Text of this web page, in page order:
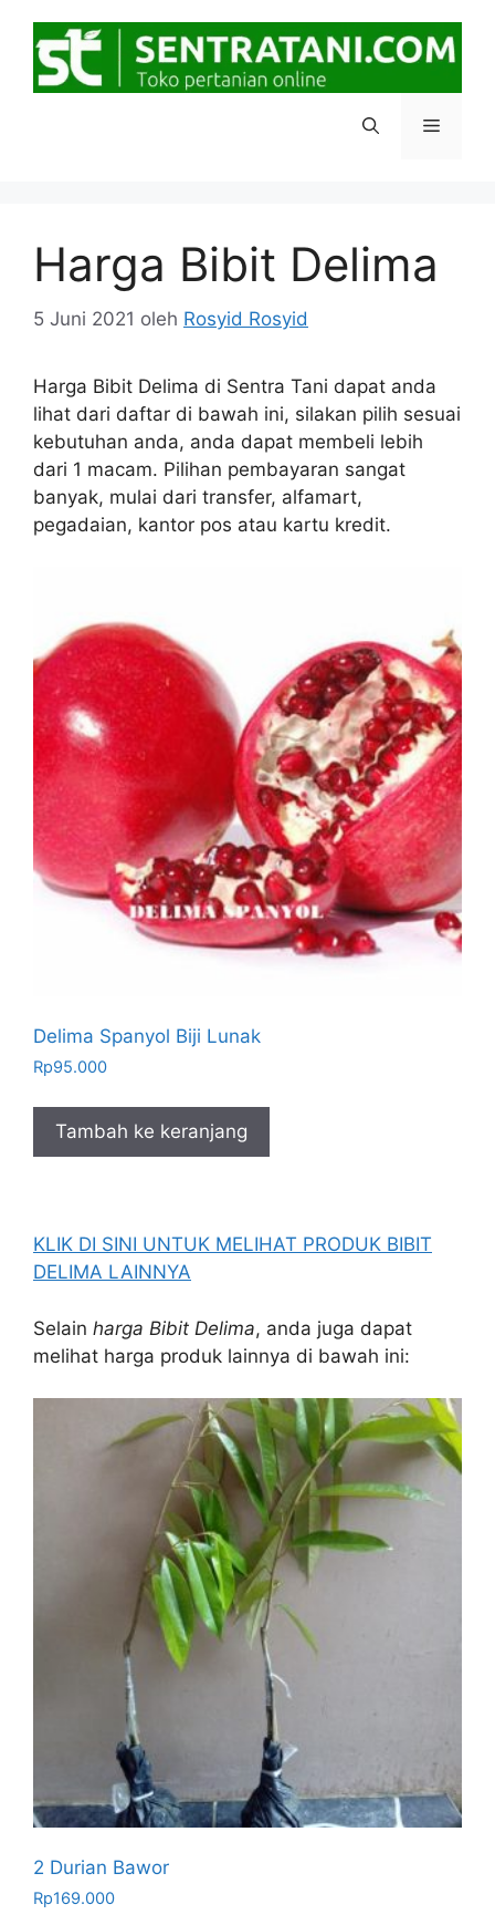
Menu
Harga Bibit Delima
5 Juni 2021 oleh Rosyid Rosyid
Harga Bibit Delima di Sentra Tani dapat anda
lihat dari daftar di bawah ini, silakan pilih sesuai
kebutuhan anda, anda dapat membeli lebih
dari 1 macam. Pilihan pembayaran sangat
banyak, mulai dari transfer, alfamart,
pegadaian, kantor pos atau kartu kredit.
Delima Spanyol Biji Lunak
Rp95.000
Tambah ke keranjang
KLIK DI SINI UNTUK MELIHAT PRODUK BIBIT
DELIMA LAINNYA
Selain harga Bibit Delima, anda juga dapat
melihat harga produk lainnya di bawah ini:
2 Durian Bawor
Rp169.000